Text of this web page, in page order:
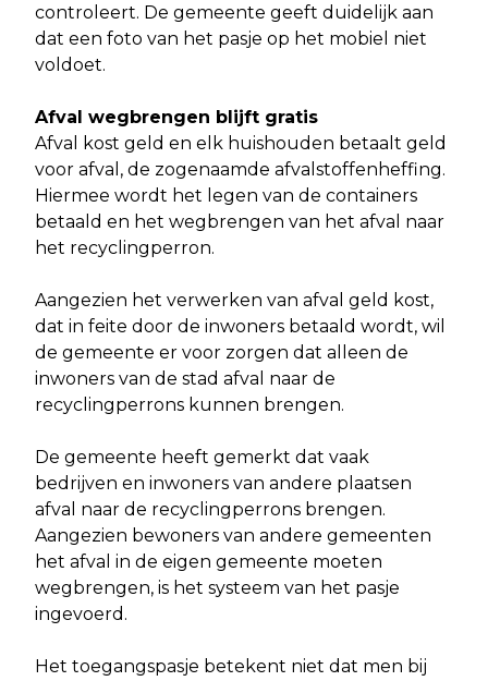
controleert. De gemeente geeft duidelijk aan
dat een foto van het pasje op het mobiel niet
voldoet.
Afval wegbrengen blijft gratis
Afval kost geld en elk huishouden betaalt geld
voor afval, de zogenaamde afvalstoffenheffing.
Hiermee wordt het legen van de containers
betaald en het wegbrengen van het afval naar
het recyclingperron.
Aangezien het verwerken van afval geld kost,
dat in feite door de inwoners betaald wordt, wil
de gemeente er voor zorgen dat alleen de
inwoners van de stad afval naar de
recyclingperrons kunnen brengen.
De gemeente heeft gemerkt dat vaak
bedrijven en inwoners van andere plaatsen
afval naar de recyclingperrons brengen.
Aangezien bewoners van andere gemeenten
het afval in de eigen gemeente moeten
wegbrengen, is het systeem van het pasje
ingevoerd.
Het toegangspasje betekent niet dat men bij